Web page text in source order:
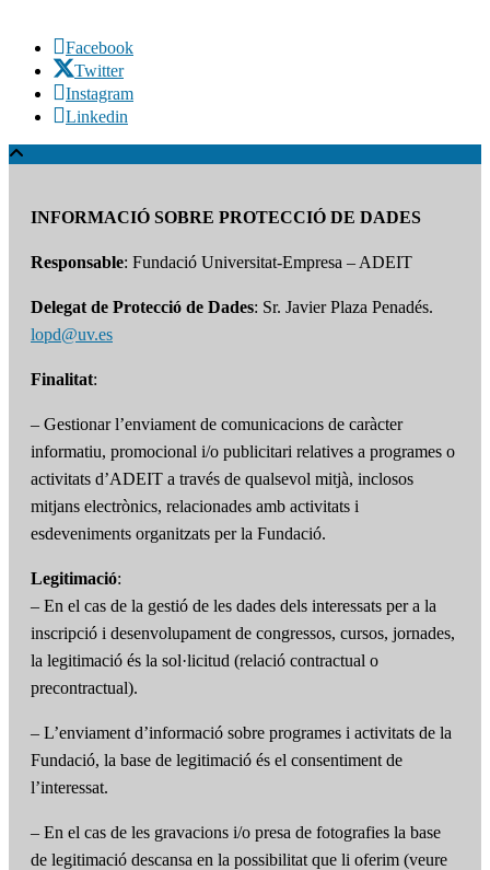
Facebook
Twitter
Instagram
Linkedin
INFORMACIÓ SOBRE PROTECCIÓ DE DADES
Responsable: Fundació Universitat-Empresa – ADEIT
Delegat de Protecció de Dades: Sr. Javier Plaza Penadés.
lopd@uv.es
Finalitat:
– Gestionar l’enviament de comunicacions de caràcter
informatiu, promocional i/o publicitari relatives a programes o
activitats d’ADEIT a través de qualsevol mitjà, inclosos
mitjans electrònics, relacionades amb activitats i
esdeveniments organitzats per la Fundació.
Legitimació:
– En el cas de la gestió de les dades dels interessats per a la
inscripció i desenvolupament de congressos, cursos, jornades,
la legitimació és la sol·licitud (relació contractual o
precontractual).
– L’enviament d’informació sobre programes i activitats de la
Fundació, la base de legitimació és el consentiment de
l’interessat.
– En el cas de les gravacions i/o presa de fotografies la base
de legitimació descansa en la possibilitat que li oferim (veure